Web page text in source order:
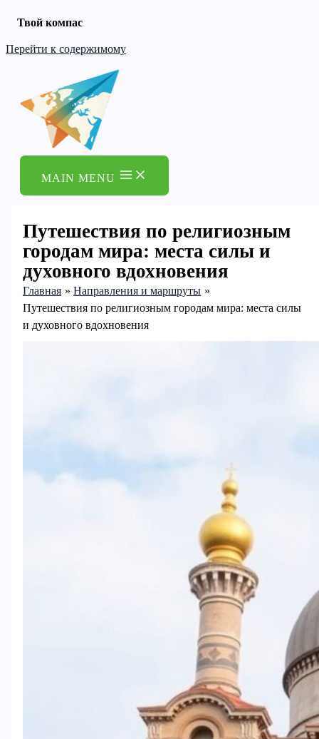
Твой компас
Перейти к содержимому
MAIN MENU
Путешествия по религиозным
городам мира: места силы и
духовного вдохновения
Главная
Направления и маршруты
Путешествия по религиозным городам мира: места силы
и духовного вдохновения